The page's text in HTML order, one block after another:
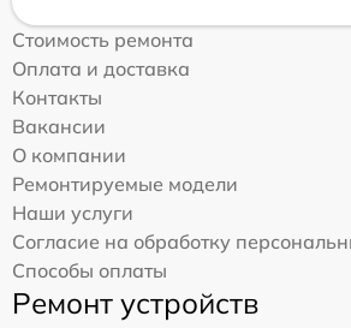
Стоимость ремонта
Оплата и доставка
Контакты
Вакансии
О компании
Ремонтируемые модели
Наши услуги
Согласие на обработку
Способы оплаты
Ремонт устройств